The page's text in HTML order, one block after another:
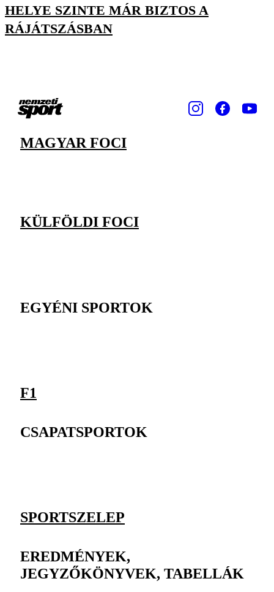
HELYE SZINTE MÁR BIZTOS A
RÁJÁTSZÁSBAN
MAGYAR FOCI
KÜLFÖLDI FOCI
EGYÉNI SPORTOK
F1
CSAPATSPORTOK
SPORTSZELEP
EREDMÉNYEK,
JEGYZŐKÖNYVEK, TABELLÁK